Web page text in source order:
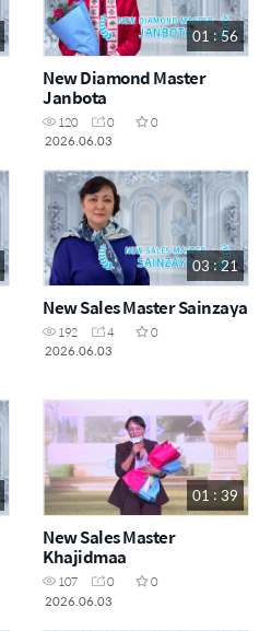
01 : 56
New Diamond Master
Janbota
120 0
0
2026.06.03
03 : 21
New Sales Master Sainzaya
192 4
0
2026.06.03
01 : 39
New Sales Master
Khajidmaa
107 0
0
2026.06.03